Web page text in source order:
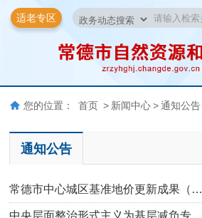
适老专区
您的位置： 首页 > 新闻中心 > 通知公告
通知公告
常德市中心城区基准地价更新成果（…
中央层面整治形式主义为基层减负专…